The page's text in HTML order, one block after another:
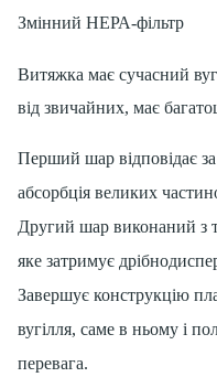
Змінний НЕРА-фільтр
Витяжка має сучасний
від звичайних, має
Перший шар відповідає
абсорбція великих
Другий шар виконаний з
яке затримує
Завершує конструкцію
вугілля, саме в ньому і
перевага.